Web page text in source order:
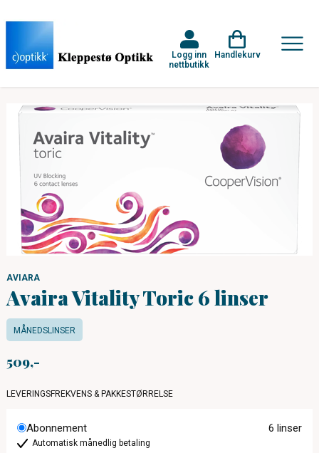
Logg inn
nettbutikk
Handlekurv
AVIARA
Avaira Vitality Toric 6 linser
MÅNEDSLINSER
509
LEVERINGSFREKVENS & PAKKESTØRRELSE
Abonnement 6 linser
Automatisk månedlig betaling